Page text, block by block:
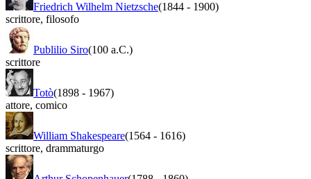
Friedrich Wilhelm Nietzsche(1844 - 1900)
scrittore, filosofo
Publilio Siro(100 a.C.)
scrittore
Totò(1898 - 1967)
attore, comico
William Shakespeare(1564 - 1616)
scrittore, drammaturgo